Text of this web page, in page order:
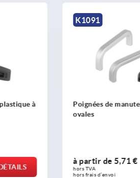
aluminium
DÉTAILS
K0187
Poignées de
rondes avec
à partir de9,71 €
hors TVA
hors frais d’envoi